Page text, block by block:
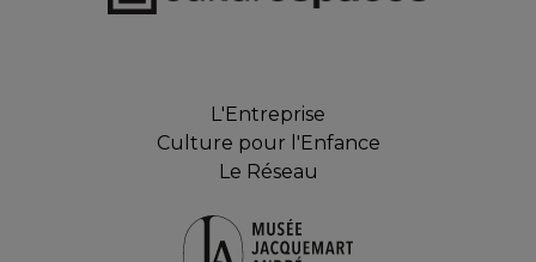
L'Entreprise
Culture pour l'Enfance
Le Réseau